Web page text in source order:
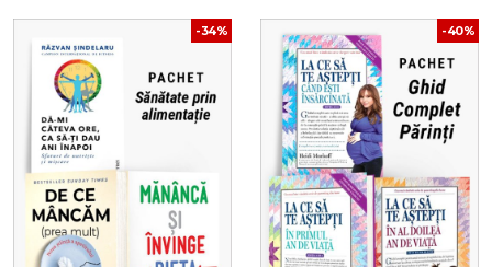
-34% -40%